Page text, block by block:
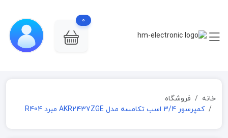
0
خانه
فروشگاه
کمپرسور 3/4 اسب تکامسه مدل AKR2437ZGE مبرد R404